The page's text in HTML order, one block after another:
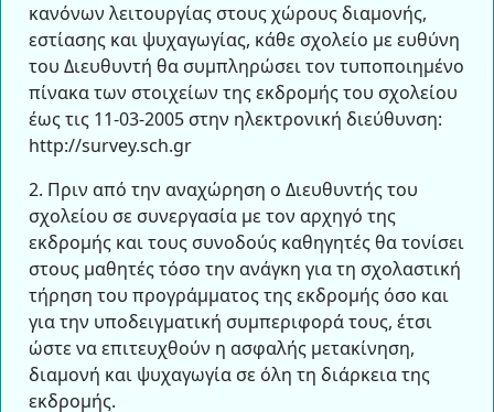
κανόνων λειτουργίας στους χώρους διαμονής,
εστίασης και ψυχαγωγίας, κάθε σχολείο με ευθύνη
του Διευθυντή θα συμπληρώσει τον τυποποιημένο
πίνακα των στοιχείων της εκδρομής του σχολείου
έως τις 11-03-2005 στην ηλεκτρονική διεύθυνση:
http://survey.sch.gr
2. Πριν από την αναχώρηση ο Διευθυντής του
σχολείου σε συνεργασία με τον αρχηγό της
εκδρομής και τους συνοδούς καθηγητές θα τονίσει
στους μαθητές τόσο την ανάγκη για τη σχολαστική
τήρηση του προγράμματος της εκδρομής όσο και
για την υποδειγματική συμπεριφορά τους, έτσι
ώστε να επιτευχθούν η ασφαλής μετακίνηση,
διαμονή και ψυχαγωγία σε όλη τη διάρκεια της
εκδρομής.